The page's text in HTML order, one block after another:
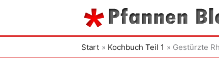
springen
Start Kochbuch Teil 1 Gestürzte